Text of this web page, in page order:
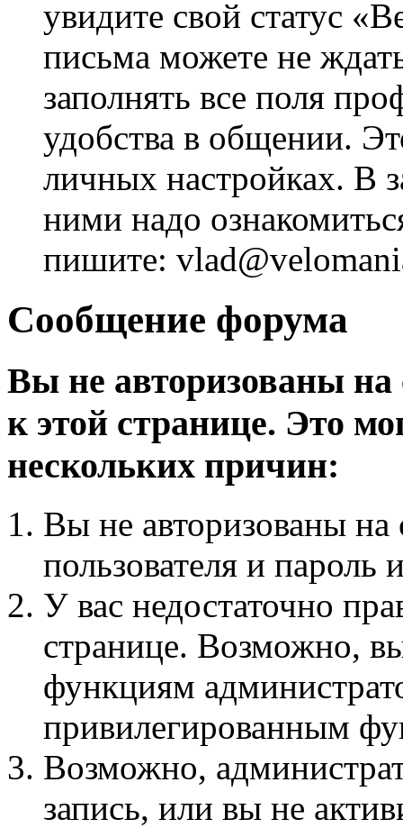
увидите свой статус
письма можете не
заполнять все поля
удобства в общении.
личных настройках. В
ними надо
пишите:
Сообщение форума
Вы не авторизованы на
к этой странице. Это
нескольких причин:
Вы не авторизованы на
пользователя и пароль
У вас недостаточно
странице. Возможно,
функциям
привилегированным
Возможно,
запись, или вы не